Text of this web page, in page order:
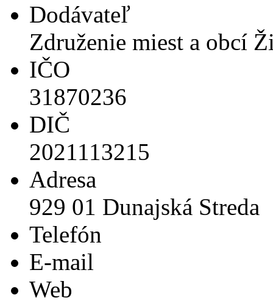
Dodávateľ
Združenie miest a obcí
IČO
31870236
DIČ
2021113215
Adresa
929 01 Dunajská Streda
Telefón
E-mail
Web